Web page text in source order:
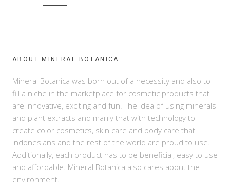
ABOUT MINERAL BOTANICA
Mineral Botanica was born out of a necessity and also to
fill a niche in the marketplace for cosmetic products that
are innovative, exciting and fun. The idea of using minerals
and plant extracts and marry that with technology to
create color cosmetics, skin care and body care that
Indonesians and the rest of the world are proud to use.
Additionally, each product has to be beneficial, easy to use
and affordable. Mineral Botanica also cares about the
environment.